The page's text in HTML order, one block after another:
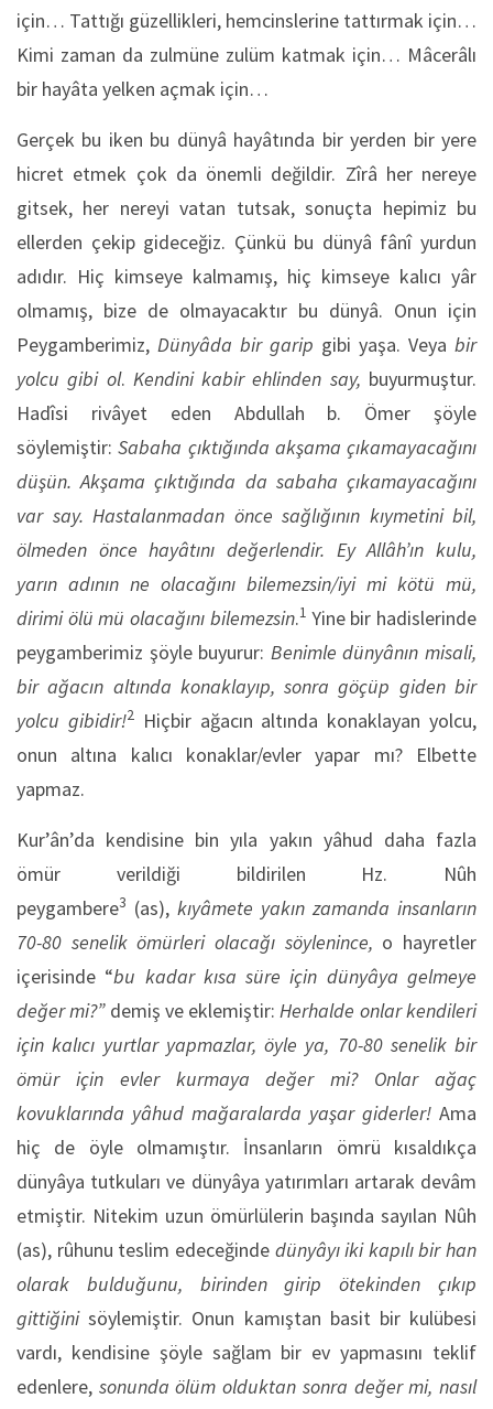
için… Tattığı güzellikleri, hemcinslerine tattırmak için…
Kimi zaman da zulmüne zulüm katmak için… Mâcerâlı
bir hayâta yelken açmak için…
Gerçek bu iken bu dünyâ hayâtında bir yerden bir yere
hicret etmek çok da önemli değildir. Zîrâ her nereye
gitsek, her nereyi vatan tutsak, sonuçta hepimiz bu
ellerden çekip gideceğiz. Çünkü bu dünyâ fânî yurdun
adıdır. Hiç kimseye kalmamış, hiç kimseye kalıcı yâr
olmamış, bize de olmayacaktır bu dünyâ. Onun için
Peygamberimiz, Dünyâda bir garip gibi yaşa. Veya bir
yolcu gibi ol. Kendini kabir ehlinden say, buyurmuştur.
Hadîsi rivâyet eden Abdullah b. Ömer şöyle
söylemiştir:Sabaha çıktığında akşama çıkamayacağını
düşün. Akşama çıktığında da sabaha çıkamayacağını
var say. Hastalanmadan önce sağlığının kıymetini bil,
ölmeden önce hayâtını değerlendir. Ey Allâh’ın kulu,
yarın adının ne olacağını bilemezsin/iyi mi kötü mü,
dirimi ölü mü olacağını bilemezsin.1 Yine bir hadislerinde
peygamberimiz şöyle buyurur: Benimle dünyânın misali,
bir ağacın altında konaklayıp, sonra göçüp giden bir
yolcu gibidir!2 Hiçbir ağacın altında konaklayan yolcu,
onun altına kalıcı konaklar/evler yapar mı? Elbette
yapmaz.
Kur’ân’da kendisine bin yıla yakın yâhud daha fazla
ömür verildiği bildirilen Hz. Nûh
peygambere3 (as), kıyâmete yakın zamanda insanların
70-80 senelik ömürleri olacağı söylenince, o hayretler
içerisinde “bu kadar kısa süre için dünyâya gelmeye
değer mi?”demiş ve eklemiştir:Herhalde onlar kendileri
için kalıcı yurtlar yapmazlar, öyle ya, 70-80 senelik bir
ömür için evler kurmaya değer mi? Onlar ağaç
kovuklarında yâhud mağaralarda yaşar giderler! Ama
hiç de öyle olmamıştır. İnsanların ömrü kısaldıkça
dünyâya tutkuları ve dünyâya yatırımları artarak devâm
etmiştir. Nitekim uzun ömürlülerin başında sayılan Nûh
(as), rûhunu teslim edeceğinde dünyâyı iki kapılı bir han
olarak bulduğunu, birinden girip ötekinden çıkıp
gittiğinisöylemiştir. Onun kamıştan basit bir kulübesi
vardı, kendisine şöyle sağlam bir ev yapmasını teklif
edenlere, sonunda ölüm olduktan sonra değer mi, nasıl